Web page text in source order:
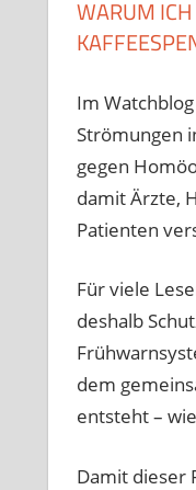
WARUM
Im
Strömungen
gegen
damit Ärzte,
Patienten
Für viele
deshalb
dem
entsteht –
Damit dieser